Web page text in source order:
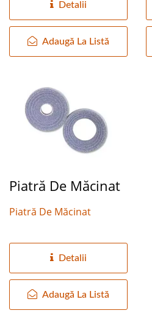
Detalii
Adaugă La Listă
Piatră De Măcinat
Piatră De Măcinat
Detalii
Adaugă La Listă